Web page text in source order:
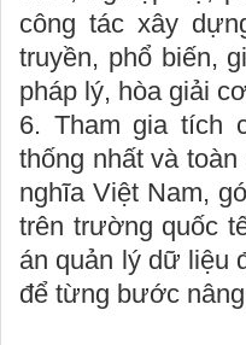
công tác xây
truyền, phổ biến,
pháp lý, hòa giải
6. Tham gia tích
thống nhất và
nghĩa Việt Nam,
trên trường quốc
án quản lý dữ liệu
để từng bước